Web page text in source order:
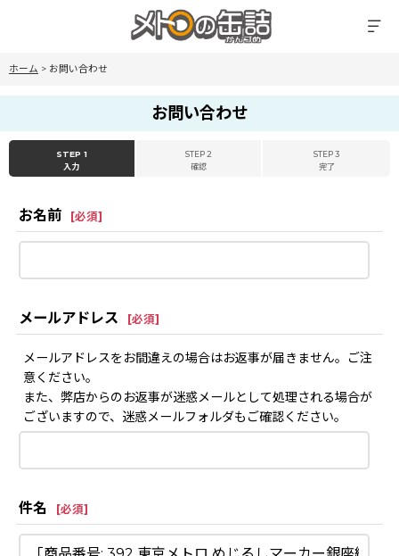
ホーム > お問い合わせ
お問い合わせ
STEP 1
入力
STEP 2
確認
STEP 3
完了
お名前 [必須]
メールアドレス [必須]
メールアドレスをお間違えの場合はお返事が届きません。ご注
意ください。
また、弊店からのお返事が迷惑メールとして処理される場合が
ございますので、迷惑メールフォルダもご確認ください。
件名 [必須]